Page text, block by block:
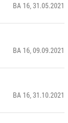
BA 16, 31.05.2021
BA 16, 09.09.2021
BA 16, 31.10.2021